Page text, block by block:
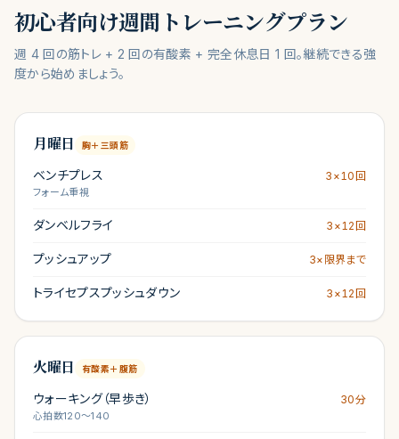
初心者向け週間トレーニングプラン
週 4 回の筋トレ + 2 回の有酸素 + 完全休息日 1 回。継続できる強
度から始めましょう。
月曜日 胸＋三頭筋
ベンチプレス
フォーム重視
3×10回
ダンベルフライ 3×12回
プッシュアップ 3×限界まで
トライセプスプッシュダウン 3×12回
火曜日 有酸素＋腹筋
ウォーキング（早歩き）
心拍数120〜140
30分